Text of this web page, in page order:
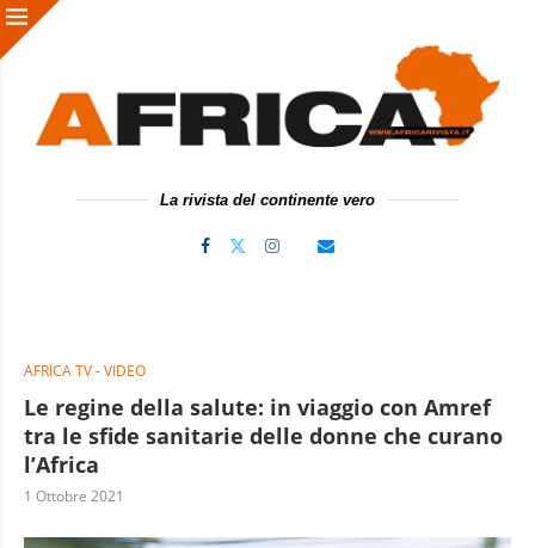
La rivista del continente vero
AFRICA TV - VIDEO
Le regine della salute: in viaggio con Amref
tra le sfide sanitarie delle donne che curano
l’Africa
1 Ottobre 2021